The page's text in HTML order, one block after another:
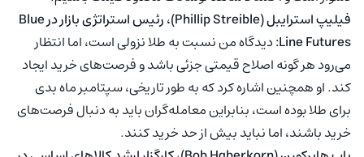
فیلیپ استرایبل (Phillip Streible)، رئیس استراتژی بازار در Blue
Line Futures: دیدگاه من نسبت به طلا نزولی است، اما انتظار
می‌رود هر گونه اصلاح قیمتی جزئی باشد و فرصت‌های خرید ایجاد
کند. او همچنین اشاره کرد که به طور تاریخی، سپتامبر ماه بدی
برای طلا بوده است، بنابراین معامله‌گران باید به دنبال فرصت‌های
خرید باشند، اما نباید بیش از حد خرید کنند.